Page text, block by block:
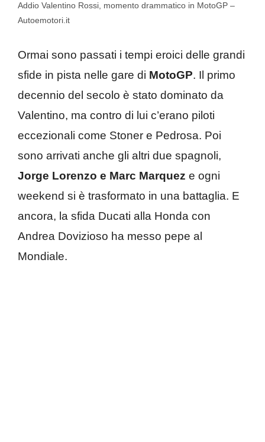
Addio Valentino Rossi, momento drammatico in MotoGP –
Autoemotori.it
Ormai sono passati i tempi eroici delle grandi
sfide in pista nelle gare di MotoGP. Il primo
decennio del secolo è stato dominato da
Valentino, ma contro di lui c’erano piloti
eccezionali come Stoner e Pedrosa. Poi
sono arrivati anche gli altri due spagnoli,
Jorge Lorenzo e Marc Marquez e ogni
weekend si è trasformato in una battaglia. E
ancora, la sfida Ducati alla Honda con
Andrea Dovizioso ha messo pepe al
Mondiale.